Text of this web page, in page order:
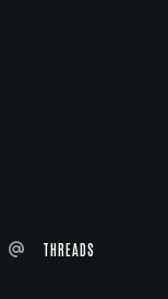
THREADS